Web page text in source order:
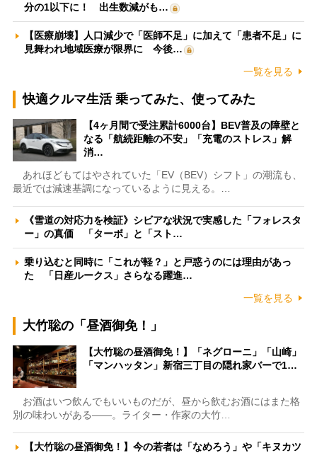
分の1以下に！ 出生数減がも…
【医療崩壊】人口減少で「医師不足」に加えて「患者不足」に
見舞われ地域医療が限界に 今後…
一覧を見る
快適クルマ生活 乗ってみた、使ってみた
【4ヶ月間で受注累計6000台】BEV普及の障壁と
なる「航続距離の不安」「充電のストレス」解
消…
あれほどもてはやされていた「EV（BEV）シフト」の潮流も、
最近では減速基調になっているように見える。…
《雪道の対応力を検証》シビアな状況で実感した「フォレスタ
ー」の真価 「ターボ」と「スト…
乗り込むと同時に「これが軽？」と戸惑うのには理由があっ
た 「日産ルークス」さらなる躍進…
一覧を見る
大竹聡の「昼酒御免！」
【大竹聡の昼酒御免！】「ネグローニ」「山崎」
「マンハッタン」新宿三丁目の隠れ家バーで1…
お酒はいつ飲んでもいいものだが、昼から飲むお酒にはまた格
別の味わいがある――。ライター・作家の大竹…
【大竹聡の昼酒御免！】今の若者は「なめろう」や「キヌカツ